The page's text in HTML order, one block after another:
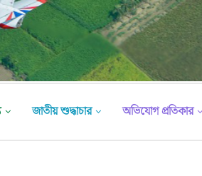
জাতীয় শুদ্ধাচার অভিযোগ প্রতিকার